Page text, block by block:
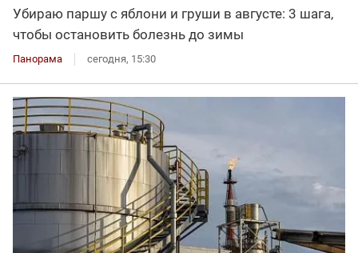
Убираю паршу с яблони и груши в августе: 3 шага,
чтобы остановить болезнь до зимы
Панорама сегодня, 15:30